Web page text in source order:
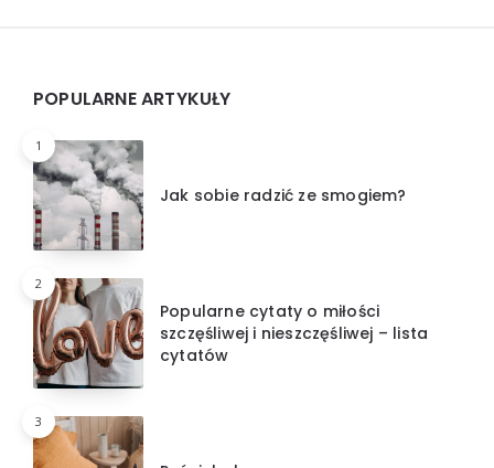
Widgets
POPULARNE ARTYKUŁY
1
Jak sobie radzić ze smogiem?
2
Popularne cytaty o miłości
szczęśliwej i nieszczęśliwej – lista
cytatów
3